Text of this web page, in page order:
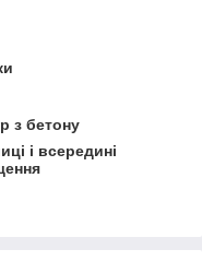
з бетону
і всередині